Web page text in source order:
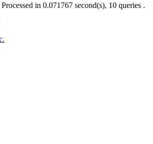
Processed in 0.071767 second(s), 10 queries .